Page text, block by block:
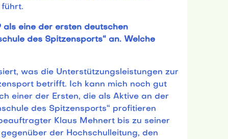
als eine der ersten deutschen
des Spitzensports“ an. Welche
was die Unterstützungsleistungen zur
betrifft. Ich kann mich noch gut
einer der Ersten, die als Aktive an der
des Spitzensports“ profitieren
Klaus Mehnert bis zu seiner
der Hochschulleitung, den